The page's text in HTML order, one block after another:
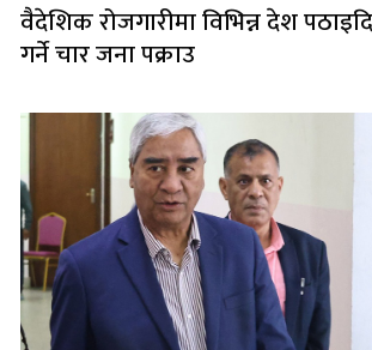
वैदेशिक रोजगारीमा विभिन्न देश
गर्ने चार जना पक्राउ